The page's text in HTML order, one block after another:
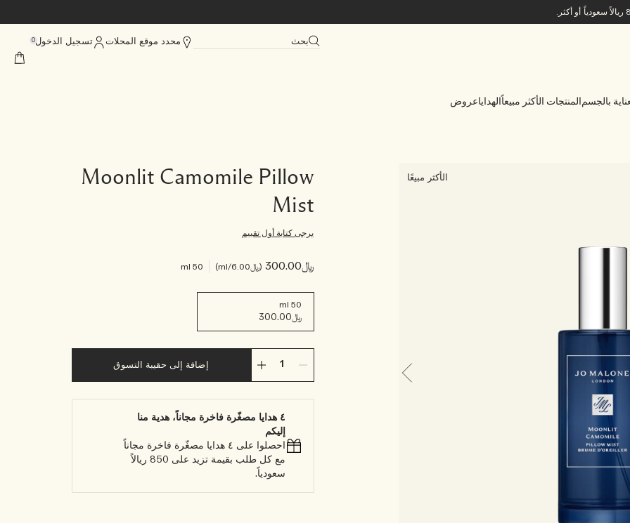
بحث محدد موقع المحلات تسجيل الدخول0
بالجسم المنتجات الأكثر مبيعاً الهداياعروض
Moonlit Camomile Pillow
Mist
يرجى كتابة أول تقييم
الأكثر مبيعًا
﷼300.00 ﷼6.00 /ml
50 ml
50 ml
﷼300.00
إضافة إلى حقيبة التسوق
٤ هدايا مصغّرة فاخرة مجاناً، هدية منا
إليكم
احصلوا على ٤ هدايا مصغّرة فاخرة مجاناً
مع كل طلب بقيمة تزيد على 850 ريالاً
سعودياً.